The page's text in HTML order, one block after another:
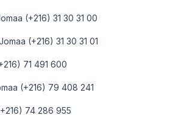
(+216) 31 30 31 00
(+216) 31 30 31 01
71 491 600
(+216) 79 408 241
74 286 955